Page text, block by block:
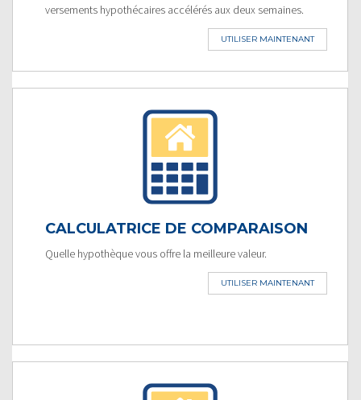
versements hypothécaires accélérés aux deux semaines.
UTILISER MAINTENANT
CALCULATRICE DE COMPARAISON
Quelle hypothèque vous offre la meilleure valeur.
UTILISER MAINTENANT